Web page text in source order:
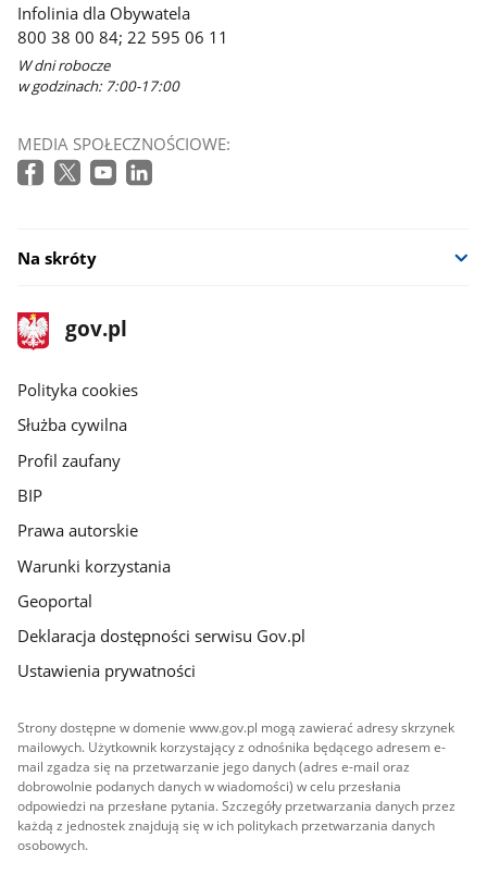
Infolinia dla Obywatela
800 38 00 84; 22 595 06 11
W dni robocze
w godzinach: 7:00-17:00
MEDIA SPOŁECZNOŚCIOWE:
Na skróty
stopka
gov.pl
Strona
gov.pl
gov.pl
Polityka cookies
Służba cywilna
Profil zaufany
BIP
Prawa autorskie
Warunki korzystania
Geoportal
Deklaracja dostępności serwisu Gov.pl
Ustawienia prywatności
Strony dostępne w domenie www.gov.pl mogą zawierać adresy skrzynek
mailowych. Użytkownik korzystający z odnośnika będącego adresem e-
mail zgadza się na przetwarzanie jego danych (adres e-mail oraz
dobrowolnie podanych danych w wiadomości) w celu przesłania
odpowiedzi na przesłane pytania. Szczegóły przetwarzania danych przez
każdą z jednostek znajdują się w ich politykach przetwarzania danych
osobowych.